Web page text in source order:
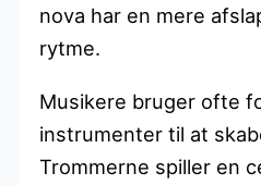
nova har en mere
rytme.
Musikere bruger ofte
instrumenter til at
Trommerne spiller en